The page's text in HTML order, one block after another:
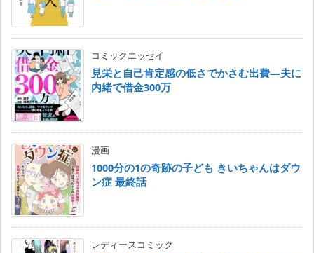
コミックエッセイ
見栄と自己肯定感の低さでかさむ出費―夫に
内緒で借金300万
漫画
1000分の1の奇跡の子ども きいちゃんはダウ
ン症 最終話
レディースコミック